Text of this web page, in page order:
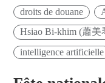
droits de douane
Hsiao Bi-khim (蕭美
intelligence artificielle